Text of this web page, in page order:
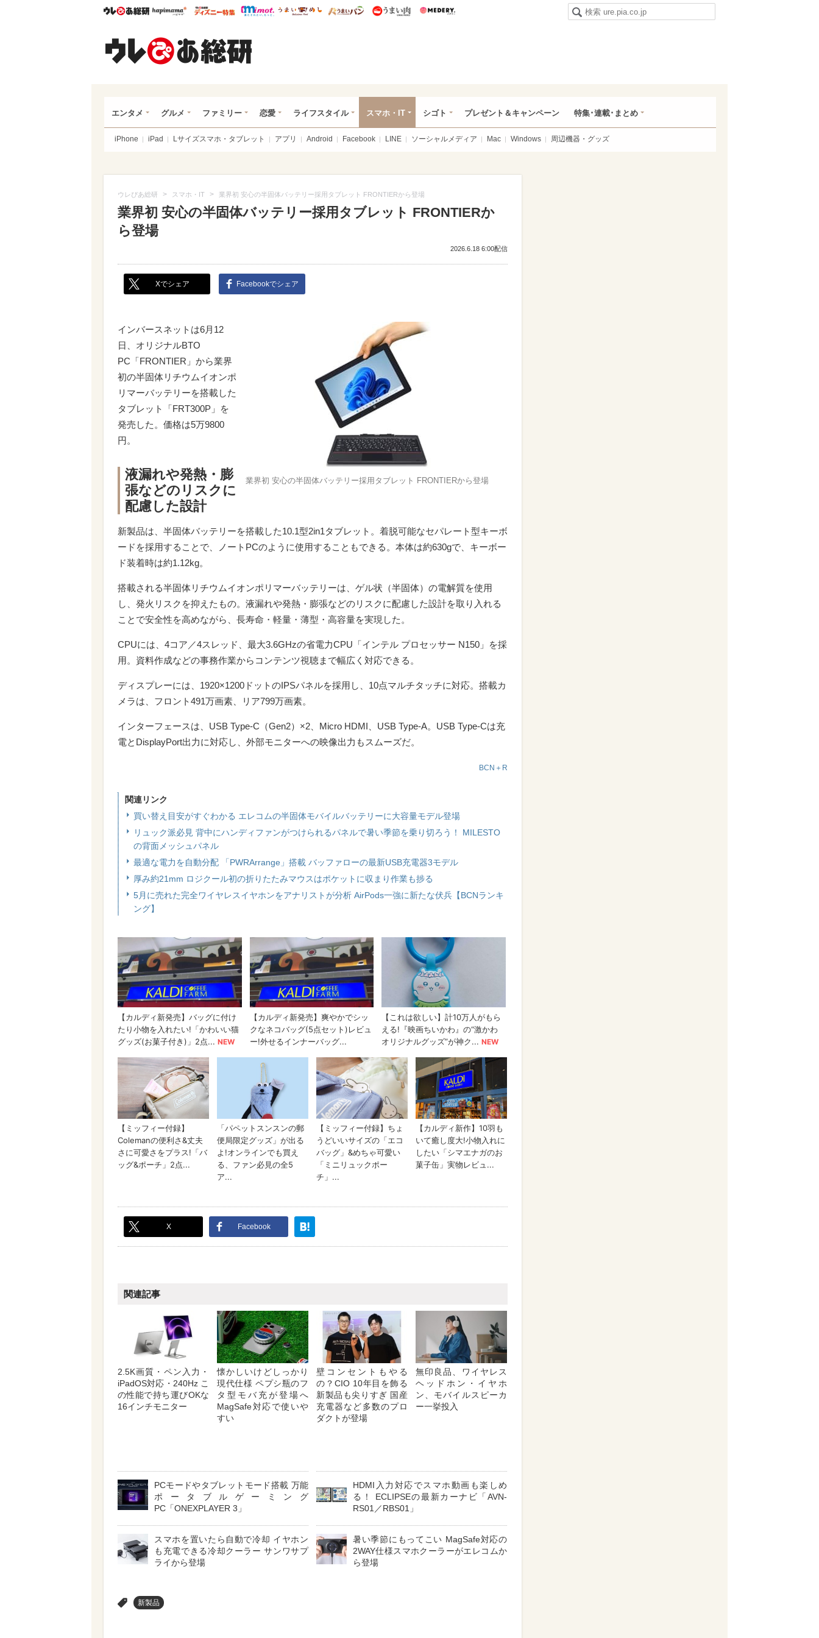
ウレぴあ総研ハピママ* ウレぴあ総研 ディズニー特集
mimot. うまいめし うまいパン うまい肉
エンタメ グルメ ファミリー 恋愛 ライフスタイル スマホ・IT シゴト プレゼント＆キャンペーン 特集･連載･まとめ
iPhone iPad Lサイズスマホ・タブレット アプリ Android Facebook LINE ソーシャルメディア Mac Windows 周辺機器・グッズ
ウレぴあ総研 > スマホ・IT > 業界初 安心の半固体バッテリー採用タブレット FRONTIERから登場
業界初 安心の半固体バッテリー採用タブレット FRONTIERか
ら登場
2026.6.18 6:00配信
Xでシェア Facebookでシェア
業界初 安心の半固体バッテリー採用タブレット FRONTIERから登場
インバースネットは6月12
日、オリジナルBTO
PC「FRONTIER」から業界
初の半固体リチウムイオンポ
リマーバッテリーを搭載した
タブレット「FRT300P」を
発売した。価格は5万9800
円。
液漏れや発熱・膨
張などのリスクに
配慮した設計
新製品は、半固体バッテリーを搭載した10.1型2in1タブレット。着脱可能なセパレート型キーボ
ードを採用することで、ノートPCのように使用することもできる。本体は約630gで、キーボー
ド装着時は約1.12kg。
搭載される半固体リチウムイオンポリマーバッテリーは、ゲル状（半固体）の電解質を使用
し、発火リスクを抑えたもの。液漏れや発熱・膨張などのリスクに配慮した設計を取り入れる
ことで安全性を高めながら、長寿命・軽量・薄型・高容量を実現した。
CPUには、4コア／4スレッド、最大3.6GHzの省電力CPU「インテル プロセッサー N150」を採
用。資料作成などの事務作業からコンテンツ視聴まで幅広く対応できる。
ディスプレーには、1920×1200ドットのIPSパネルを採用し、10点マルチタッチに対応。搭載カ
メラは、フロント491万画素、リア799万画素。
インターフェースは、USB Type-C（Gen2）×2、Micro HDMI、USB Type-A。USB Type-Cは充
電とDisplayPort出力に対応し、外部モニターへの映像出力もスムーズだ。
BCN＋R
関連リンク
買い替え目安がすぐわかる エレコムの半固体モバイルバッテリーに大容量モデル登場
リュック派必見 背中にハンディファンがつけられるパネルで暑い季節を乗り切ろう！ MILESTO
の背面メッシュパネル
最適な電力を自動分配 「PWRArrange」搭載 バッファローの最新USB充電器3モデル
厚み約21mm ロジクール初の折りたたみマウスはポケットに収まり作業も捗る
5月に売れた完全ワイヤレスイヤホンをアナリストが分析 AirPods一強に新たな伏兵【BCNランキ
ング】
X Facebook
関連記事
2.5K画質・ペン入力・
iPadOS対応・240Hz こ
の性能で持ち運びOKな
16インチモニター
懐かしいけどしっかり
現代仕様 ペプシ瓶のフ
タ型モバ充が登場へ
MagSafe対応で使いや
すい
壁コンセントもやる
の？CIO 10年目を飾る
新製品も尖りすぎ 国産
充電器など多数のプロ
ダクトが登場
無印良品、ワイヤレス
ヘッドホン・イヤホ
ン、モバイルスピーカ
ー一挙投入
PCモードやタブレットモード搭載 万能
ポータブルゲーミング
PC「ONEXPLAYER 3」
HDMI入力対応でスマホ動画も楽しめ
る！ ECLIPSEの最新カーナビ「AVN-
RS01／RBS01」
スマホを置いたら自動で冷却 イヤホン
も充電できる冷却クーラー サンワサプ
ライから登場
暑い季節にもってこい MagSafe対応の
2WAY仕様スマホクーラーがエレコムか
ら登場
新製品